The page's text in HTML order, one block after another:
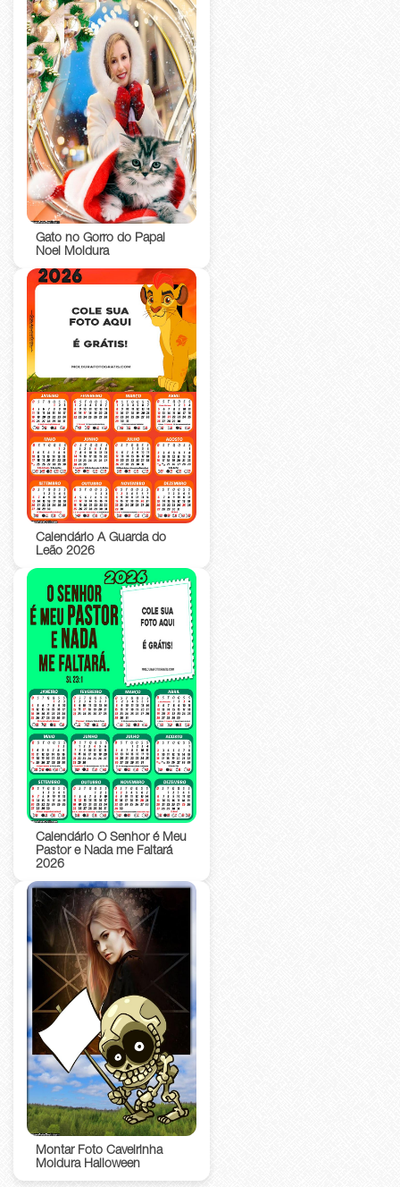
Gato no Gorro do Papai
Noel Moldura
Calendário A Guarda do
Leão 2026
Calendário O Senhor é Meu
Pastor e Nada me Faltará
2026
Montar Foto Caveirinha
Moldura Halloween